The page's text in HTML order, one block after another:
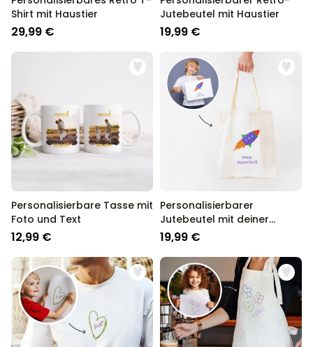
Shirt mit Haustier
29,99 €
Jutebeutel mit Haustier
19,99 €
Personalisierbare Tasse mit
Foto und Text
12,99 €
Personalisierbarer
Jutebeutel mit deiner
Zeichnung
19,99 €